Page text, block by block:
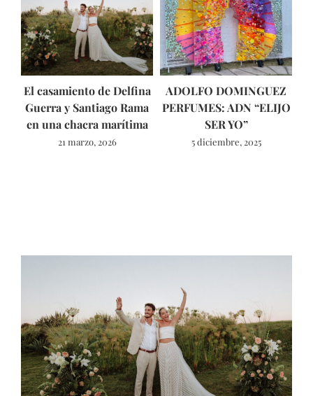
El casamiento de Delfina
Guerra y Santiago Rama
en una chacra marítima
21 marzo, 2026
ADOLFO DOMINGUEZ
PERFUMES: ADN “ELIJO
SER YO”
5 diciembre, 2025